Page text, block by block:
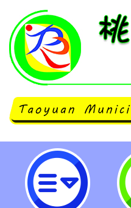
114年度客語能
立瑞坪國民中學